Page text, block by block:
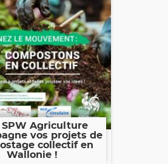
SPW Agriculture
vos projets de
collectif en
Wallonie !